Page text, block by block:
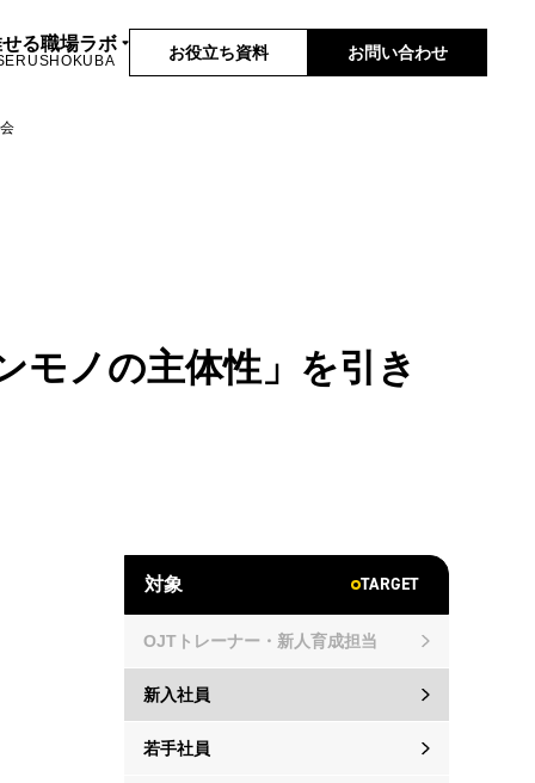
る職場ラボ お役立ち資料 お問い合わせ
モノの主体性」を引き
対象 TARGET
OJTトレーナー・新人育成担当
新入社員
若手社員